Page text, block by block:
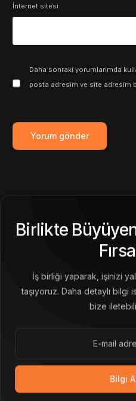
İnternet sitesi
Daha sonraki yorumlarımda
posta adresim ve site adresim
Birlikte
İş birliği yaparak, işinizi
taşıyoruz. Daha detaylı bilgi
bize
Bilgi